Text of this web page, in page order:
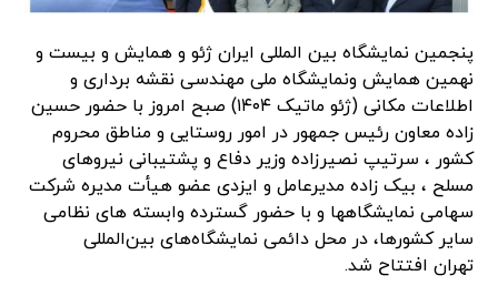
پنجمین نمایشگاه بین المللی ایران ژئو و همایش و بیست و
نهمین همایش ونمایشگاه ملی مهندسی نقشه برداری و
اطلاعات مکانی (ژئو ماتیک ۱۴۰۴) صبح امروز با حضور حسین
زاده معاون رئیس جمهور در امور روستایی و مناطق محروم
کشور ، سرتیپ نصیرزاده وزیر دفاع و پشتیبانی نیروهای
مسلح ، بیک زاده مدیرعامل و ایزدی عضو هیأت مدیره شرکت
سهامی نمایشگاهها و با حضور گسترده وابسته های نظامی
سایر کشورها، در محل دائمی نمایشگاه‌های بین‌المللی
تهران افتتاح شد.